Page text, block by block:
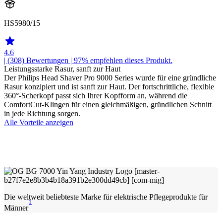
HS5980/15
4.6
| (308) Bewertungen | 97% empfehlen dieses Produkt.
Leistungsstarke Rasur, sanft zur Haut
Der Philips Head Shaver Pro 9000 Series wurde für eine gründliche
Rasur konzipiert und ist sanft zur Haut. Der fortschrittliche, flexible
360°-Scherkopf passt sich Ihrer Kopfform an, während die
ComfortCut-Klingen für einen gleichmäßigen, gründlichen Schnitt
in jede Richtung sorgen.
Alle Vorteile anzeigen
Die weltweit beliebteste Marke für elektrische Pflegeprodukte für
Männer
1